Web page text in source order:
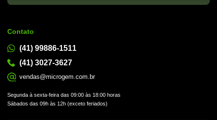
Contato
(41) 99886-1511
(41) 3027-3627
vendas@microgem.com.br
Segunda à sexta-feira das 09:00 às 18:00 horas
Sábados das 09h às 12h (exceto feriados)